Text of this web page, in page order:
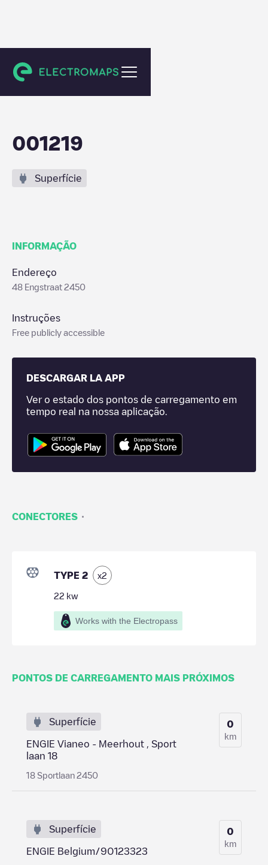
Meerhout
001219
Superfície
INFORMAÇÃO
Endereço
48 Engstraat 2450
Instruções
Free publicly accessible
DESCARGAR LA APP
Ver o estado dos pontos de carregamento em
tempo real na nossa aplicação.
CONECTORES ·
TYPE 2 x2
22 kw
Works with the Electropass
PONTOS DE CARREGAMENTO MAIS PRÓXIMOS
Superfície
ENGIE Vianeo - Meerhout , Sport
laan 18
18 Sportlaan 2450
0
km
Superfície
ENGIE Belgium/90123323
0
km